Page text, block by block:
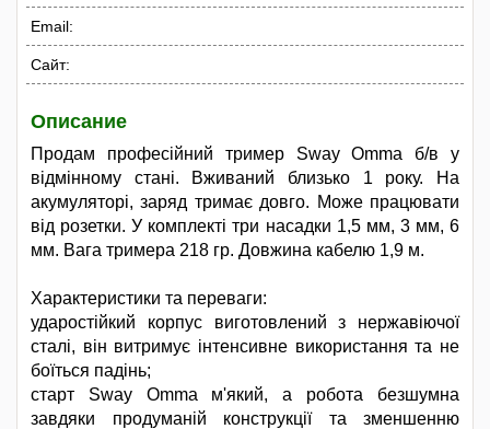
Email:
Сайт:
Описание
Продам професійний тример Sway Omma б/в у
відмінному стані. Вживаний близько 1 року. На
акумуляторі, заряд тримає довго. Може працювати
від розетки. У комплекті три насадки 1,5 мм, 3 мм, 6
мм. Вага тримера 218 гр. Довжина кабелю 1,9 м.
Характеристики та переваги:
ударостійкий корпус виготовлений з нержавіючої
сталі, він витримує інтенсивне використання та не
боїться падінь;
старт Sway Omma м'який, а робота безшумна
завдяки продуманій конструкції та зменшенню